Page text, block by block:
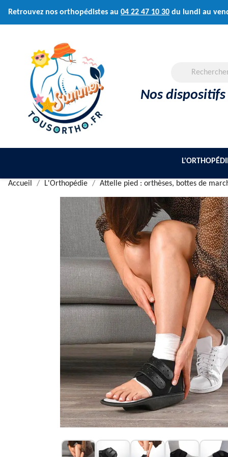
Retrouvez nos orthopédistes au 04 22 47 10 30 du lundi au
Nos
Accueil L'Orthopédie Attelle pied : orthèses, bottes de